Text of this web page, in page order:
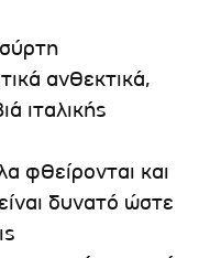
ανθεκτικά,
ιταλικής
φθείρονται και
δυνατό ώστε